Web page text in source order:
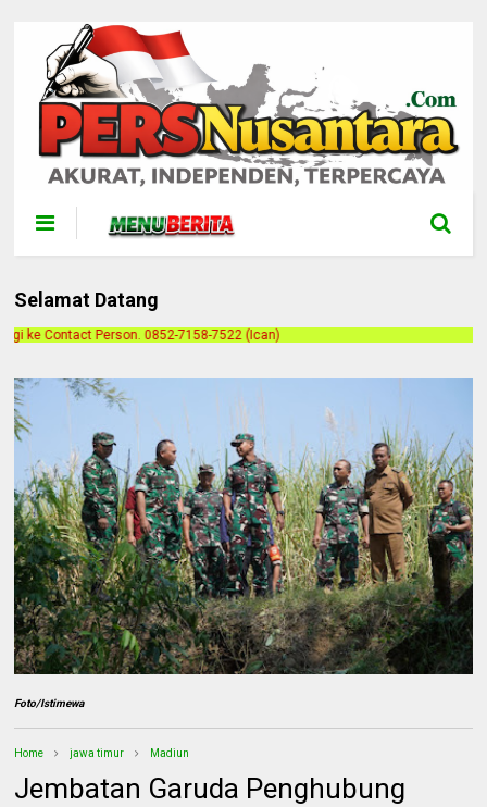
Selamat Datang
7522 (Ican)
Foto/Istimewa
Home jawa timur Madiun
Jembatan Garuda Penghubung